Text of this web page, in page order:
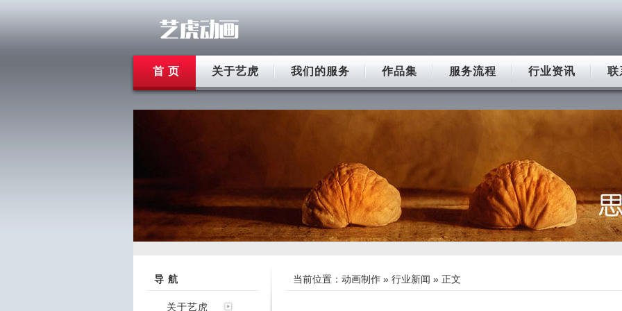
首 页 关于艺虎 我们的服务 作品集 服务流程 行业资讯 联
导 航
关于艺虎
当前位置： 动画制作 » 行业新闻 » 正文